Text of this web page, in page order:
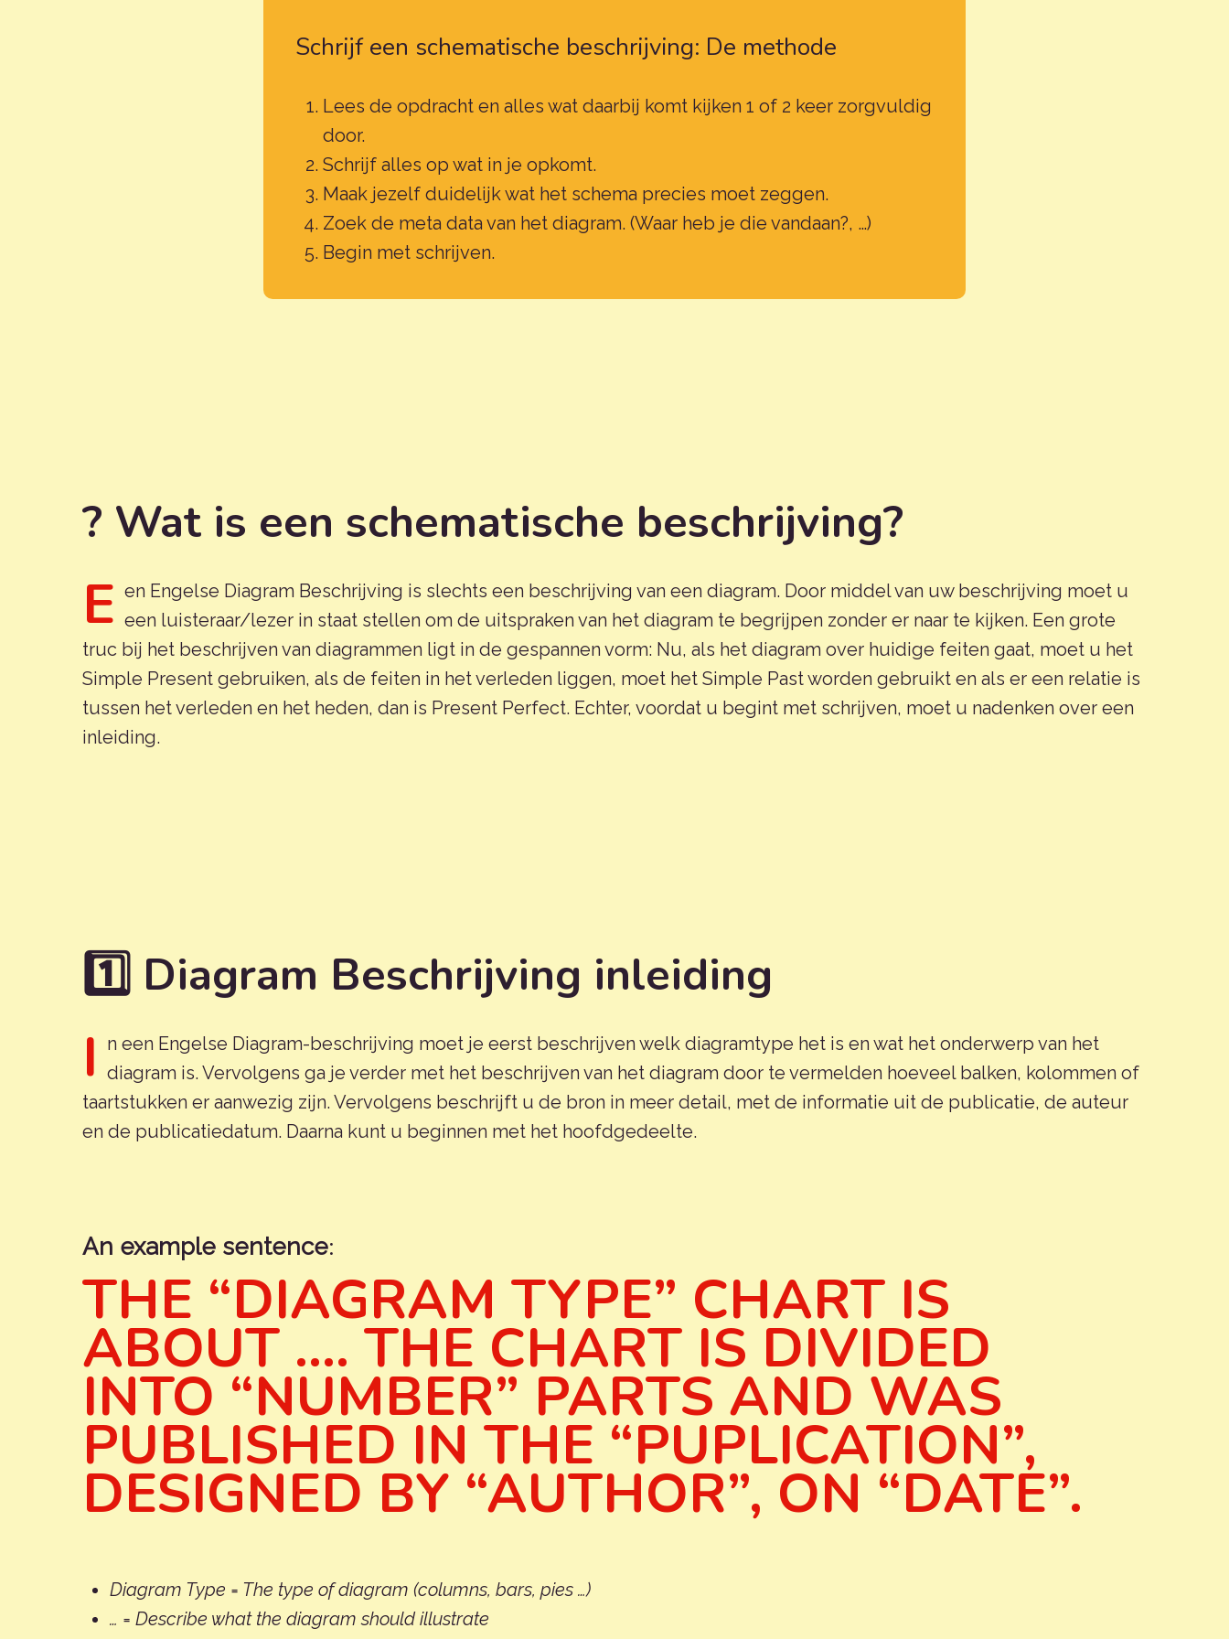
Schrijf een schematische beschrijving: De methode
Lees de opdracht en alles wat daarbij komt kijken 1 of 2 keer zorgvuldig
door.
Schrijf alles op wat in je opkomt.
Maak jezelf duidelijk wat het schema precies moet zeggen.
Zoek de meta data van het diagram. (Waar heb je die vandaan?, …)
Begin met schrijven.
? Wat is een schematische beschrijving?
E en Engelse Diagram Beschrijving is slechts een beschrijving van een diagram. Door middel van uw beschrijving moet u
een luisteraar/lezer in staat stellen om de uitspraken van het diagram te begrijpen zonder er naar te kijken. Een grote
truc bij het beschrijven van diagrammen ligt in de gespannen vorm: Nu, als het diagram over huidige feiten gaat, moet u het
Simple Present gebruiken, als de feiten in het verleden liggen, moet het Simple Past worden gebruikt en als er een relatie is
tussen het verleden en het heden, dan is Present Perfect. Echter, voordat u begint met schrijven, moet u nadenken over een
inleiding.
1️⃣ Diagram Beschrijving inleiding
I
n een Engelse Diagram-beschrijving moet je eerst beschrijven welk diagramtype het is en wat het onderwerp van het
diagram is. Vervolgens ga je verder met het beschrijven van het diagram door te vermelden hoeveel balken, kolommen of
taartstukken er aanwezig zijn. Vervolgens beschrijft u de bron in meer detail, met de informatie uit de publicatie, de auteur
en de publicatiedatum. Daarna kunt u beginnen met het hoofdgedeelte.
An example sentence:
THE “DIAGRAM TYPE” CHART IS
ABOUT …. THE CHART IS DIVIDED
INTO “NUMBER” PARTS AND WAS
PUBLISHED IN THE “PUPLICATION”,
DESIGNED BY “AUTHOR”, ON “DATE”.
Diagram Type = The type of diagram (columns, bars, pies …)
… = Describe what the diagram should illustrate